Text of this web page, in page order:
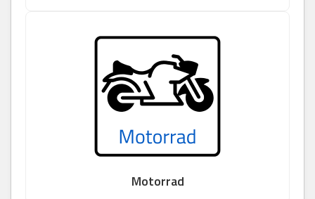
Motorrad